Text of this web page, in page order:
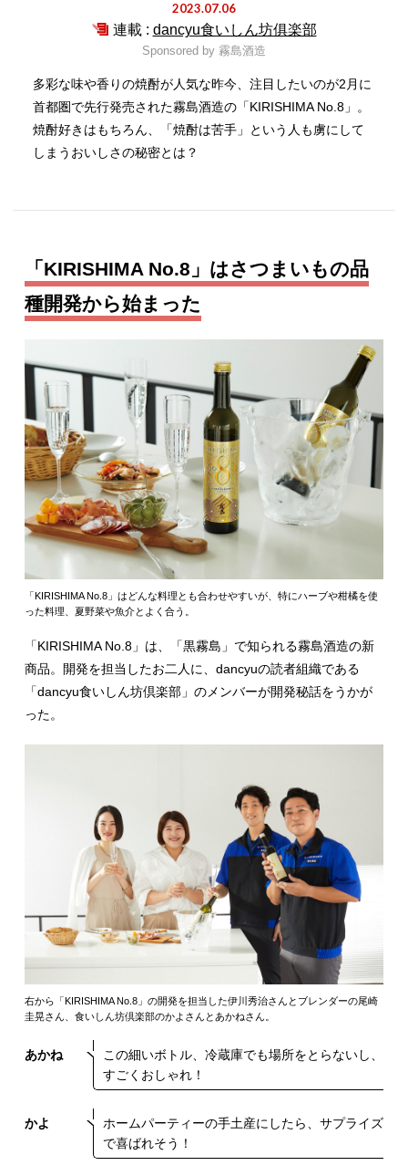
2023.07.06
連載 : dancyu食いしん坊俱楽部
Sponsored by 霧島酒造
多彩な味や香りの焼酎が人気な昨今、注目したいのが2月に
首都圏で先行発売された霧島酒造の「KIRISHIMA No.8」。
焼酎好きはもちろん、「焼酎は苦手」という人も虜にして
しまうおいしさの秘密とは？
「KIRISHIMA No.8」はさつまいもの品
種開発から始まった
「KIRISHIMA No.8」はどんな料理とも合わせやすいが、特にハーブや柑橘を使
った料理、夏野菜や魚介とよく合う。
「KIRISHIMA No.8」は、「黒霧島」で知られる霧島酒造の新
商品。開発を担当したお二人に、dancyuの読者組織である
「dancyu食いしん坊倶楽部」のメンバーが開発秘話をうかが
った。
右から「KIRISHIMA No.8」の開発を担当した伊川秀治さんとブレンダーの尾崎
圭晃さん、食いしん坊倶楽部のかよさんとあかねさん。
あかね
この細いボトル、冷蔵庫でも場所をとらないし、
すごくおしゃれ！
かよ
ホームパーティーの手土産にしたら、サプライズ
で喜ばれそう！